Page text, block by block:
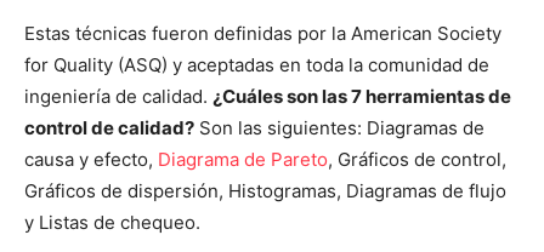
Estas técnicas fueron definidas por la American Society
for Quality (ASQ) y aceptadas en toda la comunidad de
ingeniería de calidad. ¿Cuáles son las 7 herramientas de
control de calidad? Son las siguientes: Diagramas de
causa y efecto, Diagrama de Pareto, Gráficos de control,
Gráficos de dispersión, Histogramas, Diagramas de flujo
y Listas de chequeo.